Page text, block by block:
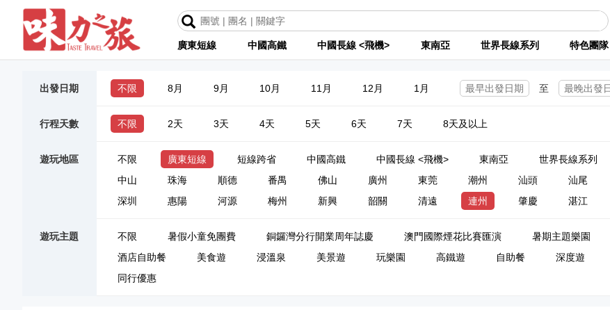
廣東短線 中國高鐵 中國長線 <飛機> 東南亞 世界長線系列 特色團隊
出發日期 不限 8月 9月 10月 11月 12月 1月 至
行程天數 不限 2天 3天 4天 5天 6天 7天 8天及以上
遊玩地區 不限 廣東短線 短線跨省 中國高鐵 中國長線 <飛機> 東南亞 世界長線系列
中山
珠海 順德 番禺 佛山 廣州 東莞 潮州 汕頭 汕尾
深圳
惠陽 河源 梅州 新興 韶關 清遠 連州 肇慶 湛江
遊玩主題 不限 暑假小童免團費 銅鑼灣分行開業周年誌慶 澳門國際煙花比賽匯演 暑期主題樂園
酒店自助餐
美食遊 浸溫泉 美景遊 玩樂園 高鐵遊 自助餐 深度遊
同行優惠